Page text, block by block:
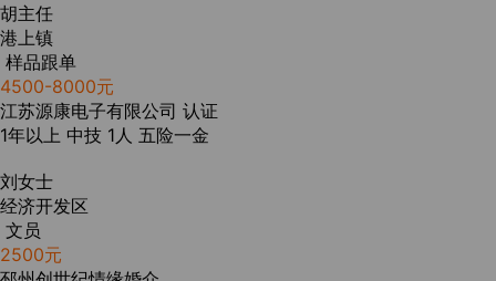
胡主任
港上镇
样品跟单
4500-8000元
江苏源康电子有限公司 认证
1年以上 中技 1人 五险一金
刘女士
经济开发区
文员
2500元